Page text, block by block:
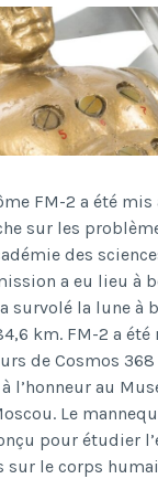
FM-2 a été
sur les
des
a eu lieu à
survolé la lune à
km. FM-2 a
de Cosmos 368
l’honneur au
Le
pour étudier
le corps